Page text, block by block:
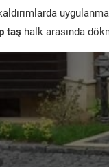
taş halk arasında